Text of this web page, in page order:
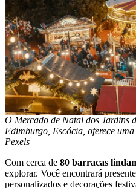
O Mercado de Natal dos Jardins
Edimburgo, Escócia, oferece
Pexels
Com cerca de 80 barracas
explorar. Você encontrará
personalizados e decorações